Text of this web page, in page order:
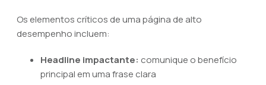
Os elementos críticos de uma página de alto
desempenho incluem:
Headline impactante: comunique o benefício
principal em uma frase clara